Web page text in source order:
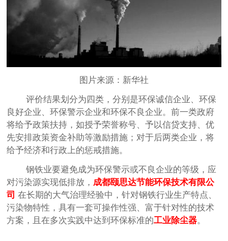
图片来源：新华社
评价结果划分为四类，分别是环保诚信企业、环保
良好企业、环保警示企业和环保不良企业。前一类政府
将给予政策扶持，如授予荣誉称号、予以信贷支持、优
先安排政策资金补助等激励措施；对于后两类企业，将
给予经济和行政上的惩戒措施。
钢铁业要避免成为环保警示或不良企业的等级，应
对污染源实现低排放， 成都颐思达节能环保技术有限公
司 在长期的大气治理经验中，针对钢铁行业生产特点、
污染物特性，具有一套可操作性强、富于针对性的技术
方案，且在多次实践中达到环保标准的工业除尘器。